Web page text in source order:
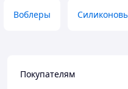
Воблеры
Покупателям